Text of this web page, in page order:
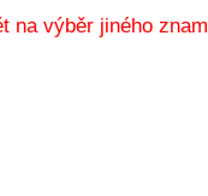
na výběr jiného